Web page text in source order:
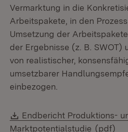
Vermarktung in die
Arbeitspakete, in den
Umsetzung der
der Ergebnisse (z. B. SWOT)
von realistischer,
umsetzbarer
einbezogen.
Download:
Endbericht Produktions-
Marktpotentialstudie (Öffnet
(pdf)